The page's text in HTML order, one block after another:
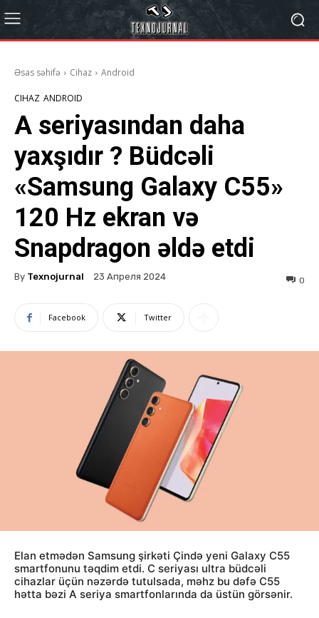
Əsas səhifə Cihaz Android
CIHAZ ANDROID
A seriyasından daha
yaxşıdır ? Büdcəli
«Samsung Galaxy C55»
120 Hz ekran və
Snapdragon əldə etdi
By Texnojurnal 23 Апреля 2024 0
Facebook Twitter
Elan etmədən Samsung şirkəti Çində yeni Galaxy C55
smartfonunu təqdim etdi. C seriyası ultra büdcəli
cihazlar üçün nəzərdə tutulsada, məhz bu dəfə C55
hətta bəzi A seriya smartfonlarında da üstün görsənir.